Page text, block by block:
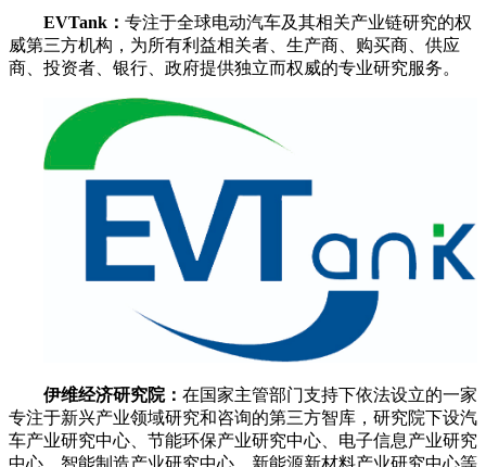
EVTank： 专注于全球电动汽车及其相关产业链研究的权
威第三方机构，为所有利益相关者、生产商、购买商、供应
商、投资者、银行、政府提供独立而权威的专业研究服务。
伊维经济研究院： 在国家主管部门支持下依法设立的一家
专注于新兴产业领域研究和咨询的第三方智库，研究院下设汽
车产业研究中心、节能环保产业研究中心、电子信息产业研究
中心、智能制造产业研究中心、新能源新材料产业研究中心等